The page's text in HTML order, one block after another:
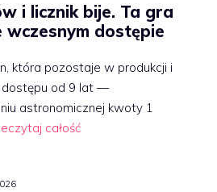
i licznik bije. Ta gra
dostępie
która pozostaje w produkcji i
od 9 lat —
astronomicznej kwoty 1
całość